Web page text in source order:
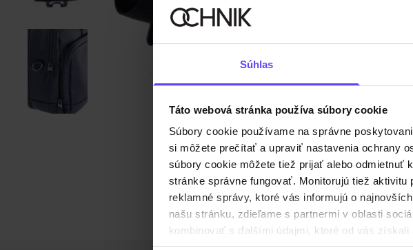
Súhlas
Táto webová stránka používa súbory cookie
Súbory cookie používame na správne
si môžete prečítať a upraviť nastavenia ochrany
súbory cookie môžete tiež prijať alebo odmietnuť
stránke správne fungovať. Monitorujú tiež
reklamné správy, ktoré vás informujú o
našu stránku, zdieľame s partnermi v oblasti
kombinovať s ďalšími údajmi, ktoré od vás